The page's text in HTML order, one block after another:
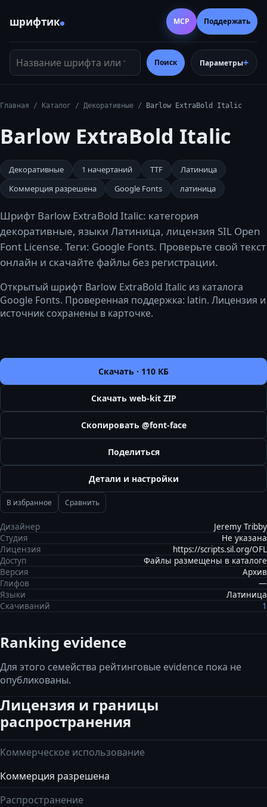
шрифтик
Название шрифта или тег
Поиск Параметры
MCP Поддержать
Главная / Каталог / Декоративные / Barlow ExtraBold Italic
Barlow ExtraBold Italic
Декоративные 1 начертаний TTF
Латиница
Коммерция разрешена
Google Fonts латиница
Шрифт Barlow ExtraBold Italic: категория
декоративные, языки Латиница, лицензия SIL Open
Font License. Теги: Google Fonts. Проверьте свой текст
онлайн и скачайте файлы без регистрации.
Открытый шрифт Barlow ExtraBold Italic из каталога
Google Fonts. Проверенная поддержка: latin. Лицензия и
источник сохранены в карточке.
Скачать · 110 КБ
Скачать web-kit ZIP
Скопировать @font-face
Поделиться
Детали и настройки
В избранное Сравнить
Дизайнер
Jeremy Tribby
Студия
Не указана
Лицензия
https://scripts.sil.org/OFL
Доступ
Файлы размещены в каталоге
Версия
Архив
Глифов
—
Языки
Латиница
Скачиваний
1
Ranking evidence
Для этого семейства рейтинговые evidence пока не
опубликованы.
Лицензия и границы
распространения
Коммерческое использование
Коммерция разрешена
Распространение